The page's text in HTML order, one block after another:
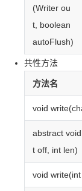
(Writer ou
t, boolean
autoFlush)
共性方法
方法名
void
abstract
t off, int len)
void write(int